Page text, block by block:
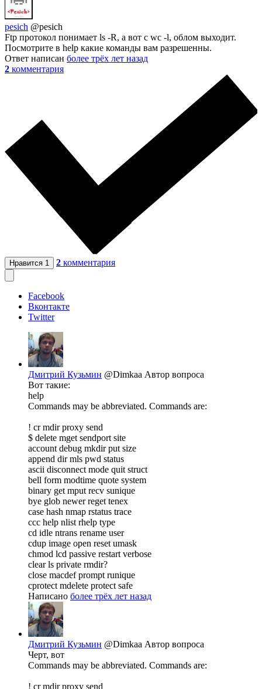
pesich @pesich
Ftp протокол понимает ls -R, а вот с wc -l, облом выходит.
Посмотрите в help какие команды вам разрешенны.
Ответ написан более трёх лет назад
2 комментария
Нравится 1 2 комментария
Facebook
Вконтакте
Twitter
Дмитрий Кузьмин @Dimkaa Автор вопроса
Вот такие:
help
Commands may be abbreviated. Commands are:
! cr mdir proxy send
$ delete mget sendport site
account debug mkdir put size
append dir mls pwd status
ascii disconnect mode quit struct
bell form modtime quote system
binary get mput recv sunique
bye glob newer reget tenex
case hash nmap rstatus trace
ccc help nlist rhelp type
cd idle ntrans rename user
cdup image open reset umask
chmod lcd passive restart verbose
clear ls private rmdir?
close macdef prompt runique
cprotect mdelete protect safe
Написано более трёх лет назад
Дмитрий Кузьмин @Dimkaa Автор вопроса
Черт, вот
Commands may be abbreviated. Commands are:
! cr mdir proxy send